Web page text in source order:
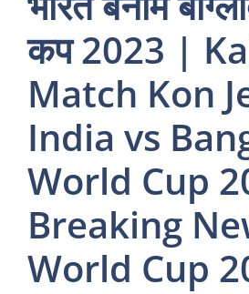
कप 2023 |
Match Kon
India vs
World Cup
Breaking
World Cup